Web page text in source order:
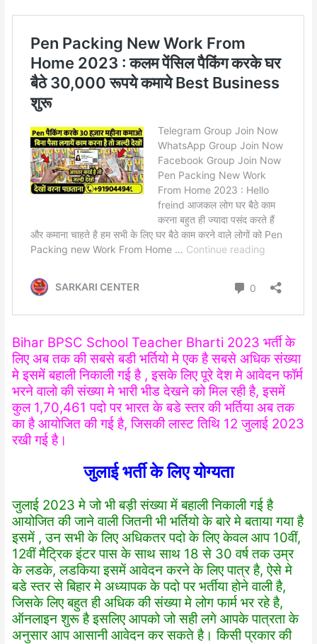
Bihar BPSC School Teacher Bharti 2023 भर्ती के
लिए अब तक की सबसे बडी भर्तियो मे एक है सबसे अधिक संख्या
मे इसमें बहाली निकाली गई है , इसके लिए पूरे देश मे आवेदन फॉर्म
भरने वालो की संख्या मे भारी भीड देखने को मिल रही है, इसमें
कुल 1,70,461 पदो पर भारत के बडे स्तर की भर्तिया अब तक
का है आयोजित की गई है, जिसकी लास्ट तिथि 12 जुलाई 2023
रखी गई है।
जुलाई भर्ती के लिए योग्यता
जुलाई 2023 मे जो भी बड़ी संख्या में बहाली निकाली गई है
आयोजित की जाने वाली जितनी भी भर्तियो के बारे मे बताया गया है
इसमें , उन सभी के लिए अधिकतर पदो के लिए केवल आप 10वीं,
12वीं मैट्रिक इंटर पास के साथ साथ 18 से 30 वर्ष तक उम्र
के लडके, लडकिया इसमें आवेदन करने के लिए पात्र है, ऐसे मे
बडे स्तर से बिहार मे अध्यापक के पदो पर भर्तीया होने वाली है,
जिसके लिए बहुत ही अधिक की संख्या मे लोग फार्म भर रहे है,
ऑनलाइन शुरू है इसलिए आपको जो सही लगे आपके पात्रता के
अनुसार आप आसानी आवेदन कर सकते है। किसी प्रकार की